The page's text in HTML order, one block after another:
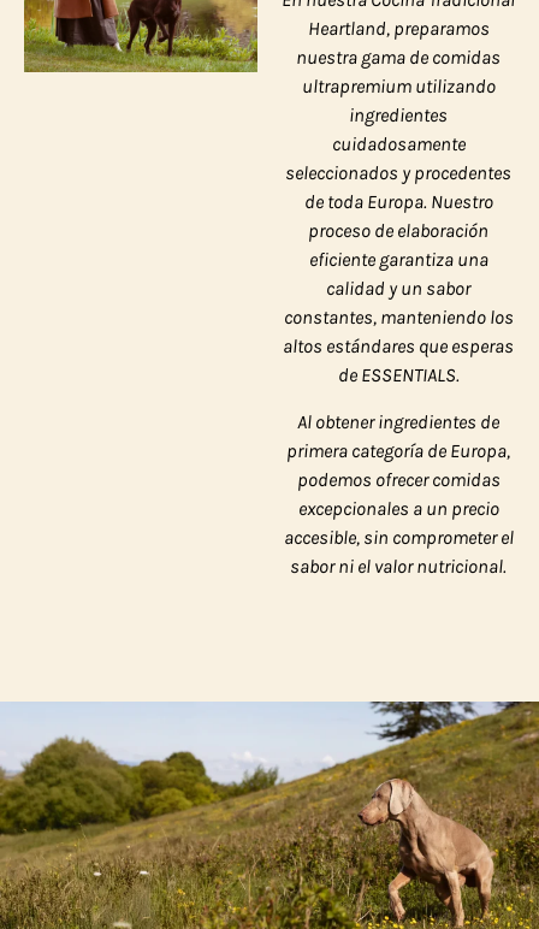
Heartland, preparamos
nuestra gama de comidas
ultrapremium utilizando
ingredientes
cuidadosamente
seleccionados y procedentes
de toda Europa. Nuestro
proceso de elaboración
eficiente garantiza una
calidad y un sabor
constantes, manteniendo los
altos estándares que esperas
de ESSENTIALS.
Al obtener ingredientes de
primera categoría de Europa,
podemos ofrecer comidas
excepcionales a un precio
accesible, sin comprometer el
sabor ni el valor nutricional.